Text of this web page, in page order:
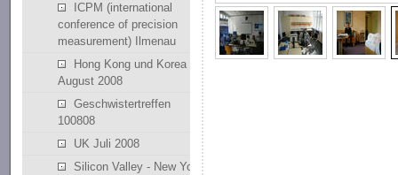
ICPM (international
conference of precision
measurement) Ilmenau
Hong Kong und Korea
August 2008
Geschwistertreffen
100808
UK Juli 2008
Silicon Valley - New York